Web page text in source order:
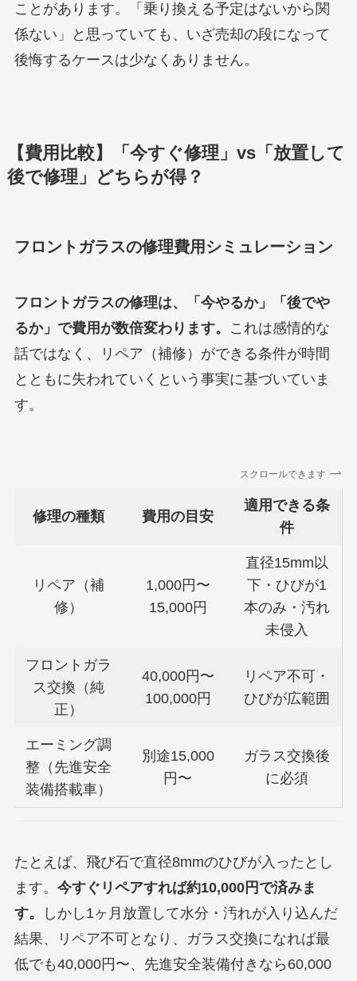
ことがあります。「乗り換える予定はないから関
係ない」と思っていても、いざ売却の段になって
後悔するケースは少なくありません。
【費用比較】「今すぐ修理」vs「放置して
後で修理」どちらが得？
フロントガラスの修理費用シミュレーション
フロントガラスの修理は、「今やるか」「後でや
るか」で費用が数倍変わります。
これは感情的な
話ではなく、リペア（補修）ができる条件が時間
とともに失われていくという事実に基づいていま
す。
スクロールできます
修理の種類 費用の目安
適用できる条
件
リペア（補
修）
1,000円〜
15,000円
直径15mm以
下・ひびが1
本のみ・汚れ
未侵入
フロントガラ
ス交換（純
正）
40,000円〜
100,000円
リペア不可・
ひびが広範囲
エーミング調
整（先進安全
装備搭載車）
別途15,000
円〜
ガラス交換後
に必須
たとえば、飛び石で直径8mmのひびが入ったとし
ます。 今すぐリペアすれば約10,000円で済みま
す。
しかし1ヶ月放置して水分・汚れが入り込んだ
結果、リペア不可となり、ガラス交換になれば最
低でも40,000円〜、先進安全装備付きなら60,000